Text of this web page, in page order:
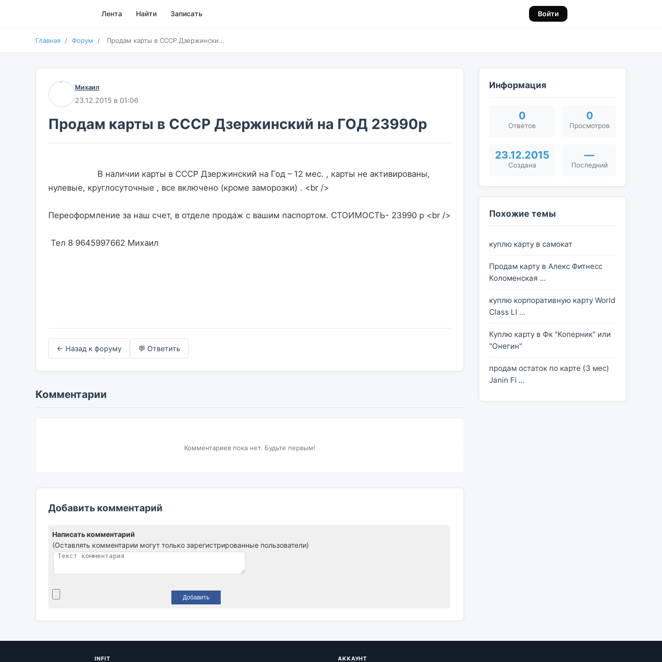
Лента Найти Записать Войти
Главная / Форум / Продам карты в СССР Дзержински...
Михаил
23.12.2015 в 01:06
Продам карты в СССР Дзержинский на ГОД 23990р
нулевые, круглосуточные , все включено (кроме заморозки) . <br />
Переоформление за наш счет, в отделе продаж с вашим паспортом. СТОИМОСТЬ- 23990 р <br />
← Назад к форуму 💬 Ответить
Комментарии
Комментариев пока нет. Будьте первым!
Добавить комментарий
Написать комментарий
(Оставлять комментарии могут только зарегистрированные пользователи)
Информация
0
Ответов
0
Просмотров
23.12.2015
Создана
—
Последний
Похожие темы
куплю карту в самокат
Продам карту в Алекс Фитнесс
Коломенская ...
куплю корпоративную карту World
Class LI ...
Куплю карту в Фк "Коперник" или
"Онегин"
продам остаток по карте (3 мес)
Janin Fi ...
INFIT АККАУНТ